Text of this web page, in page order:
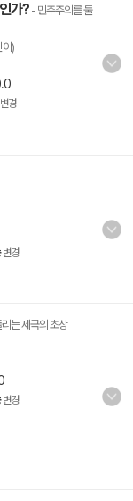
가? - 민주주의를 둘
)
변경
변경
는 제국의 초상
변경